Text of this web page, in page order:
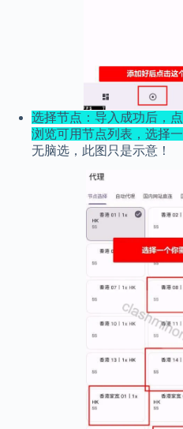
选择节点：导入成功后，
浏览可用节点列表，选择
无脑选，此图只是示意！